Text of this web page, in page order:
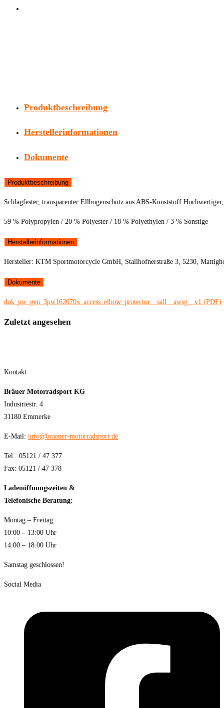
Produktbeschreibung
Herstellerinformationen
Dokumente
Produktbeschreibung
Schlagfester, transparenter Ellbogenschutz aus ABS-Kunststoff
59 % Polypropylen / 20 % Polyester / 18 % Polyethylen / 3 % Sonstige
Herstellerinformationen
Hersteller: KTM Sportmotorcycle GmbH, Stallhofnerstraße 3, 5230,
Dokumente
dok_pw_gen_3pw162070x_access_elbow_protector__sall__awsg__v1 (PDF)
Zuletzt angesehen
Kontakt
Bräuer Motorradsport KG
Industriestr. 4
31180 Emmerke
E-Mail: info@braeuer-motorradsport.de
Tel.: 05121 / 47 377
Fax: 05121 / 47 378
Ladenöffnungszeiten &
Telefonische Beratung:
Montag – Freitag
10:00 – 13:00 Uhr
14:00 – 18:00 Uhr
Samstag geschlossen!
Social Media